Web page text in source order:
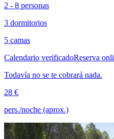
2 - 8 personas
3 dormitorios
5 camas
Calendario verificadoReserva
Todavía no se te cobrará nada.
28 €
pers./noche (aprox.)